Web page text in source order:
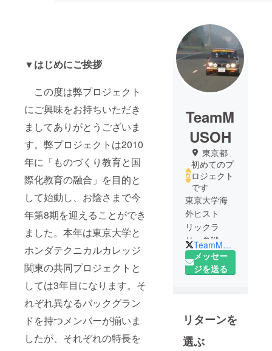
▼はじめにご挨拶
この度は弊プロジェクト
にご興味をお持ちいただき
ましてありがとうございま
す。弊プロジェクトは2010
年に「ものづくり教育と国
際化教育の融合」を目的と
して始動し、お陰さまで今
年第8期を迎えることができ
ました。本年は東京大学と
ホンダテクニカルカレッジ
関東の共同プロジェクトと
しては3年目になります。そ
れぞれ異なるバックグラン
ドを持つメンバーが揃いま
したが、それぞれの特長を
TeamM
USOH
東京都
初めてのプ
ロジェクト
です
東京大学海
外ヒスト
リックラ
リー参戦プ
ロジェクト
2018
TeamMUSOH
メッセー
ジを送る
リターンを
選ぶ